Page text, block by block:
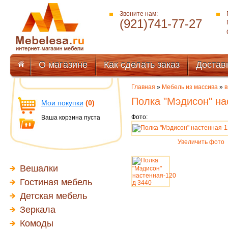
Звоните нам:
(921)741-77-27
О магазине Как сделать заказ
Мои покупки (0)
Ваша корзина пуста
Вешалки
Гостиная мебель
Детская мебель
Зеркала
Комоды
Главная » Мебель из массива»
Полка "Мэдисон"
Фото:
Увеличить фото